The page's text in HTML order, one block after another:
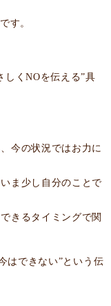
す。
しくNOを伝える”具
今の状況ではお力に
ま少し自分のことで
きるタイミングで関
はできない”という伝